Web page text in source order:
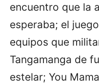
encuentro que la
esperaba; el
equipos que
Tangamanga de
estelar; You